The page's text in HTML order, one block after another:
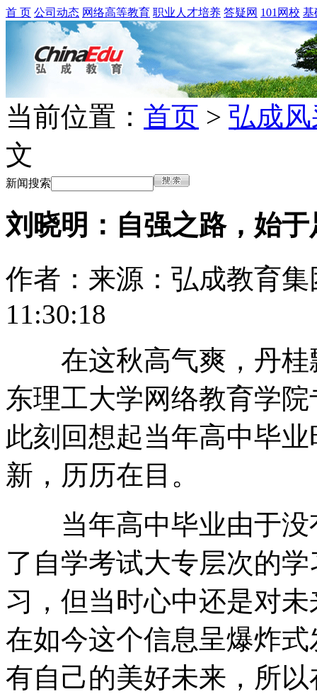
首 页 公司动态 网络高等教育 职业人才培养 答疑网 101网校 基
当前位置： 首页 > 弘成
文
新闻搜索
刘晓明：自强之路，始于
作者： 来源：弘成教育集
11:30:18
在这秋高气爽，丹桂
东理工大学网络教育学
此刻回想起当年高中毕
新，历历在目。
当年高中毕业由于没
了自学考试大专层次的
习，但当时心中还是对
在如今这个信息呈爆炸
有自己的美好未来，所